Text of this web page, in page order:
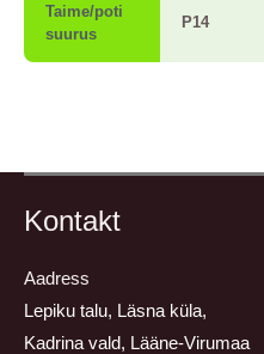
Taime/poti
suurus
P14
Kontakt
Aadress
Lepiku talu, Läsna küla,
Kadrina vald, Lääne-Virumaa